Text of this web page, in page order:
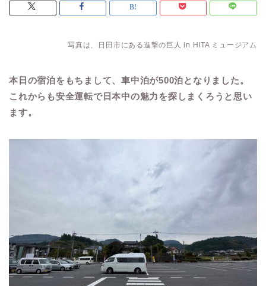
写真は、日田市にある進撃の巨人 in HITA ミュージアム
本日の宿泊をもちまして、車中泊が500泊となりました。
これからも安全運転で日本中の魅力を探しまくろうと思い
ます。